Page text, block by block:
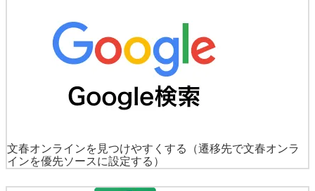
文春オンラインを見つけやすくする
（遷移先で文春オンラ
インを優先ソースに設定する）